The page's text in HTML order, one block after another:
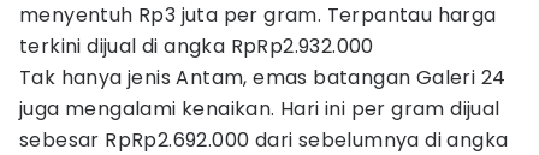
menyentuh Rp3 juta per gram. Terpantau harga
terkini dijual di angka RpRp2.932.000
Tak hanya jenis Antam, emas batangan Galeri 24
juga mengalami kenaikan. Hari ini per gram dijual
sebesar RpRp2.692.000 dari sebelumnya di angka